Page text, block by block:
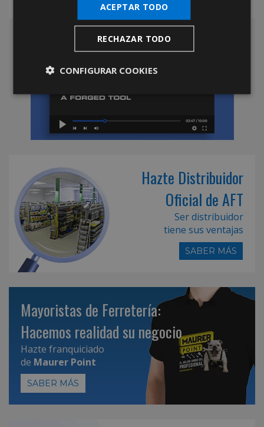
Hazte Distribuidor
Oficial de AFT
Ser distribuidor
tiene sus ventajas
SABER MÁS
Mayoristas de Ferretería:
Hacemos realidad su negocio
Hazte franquiciado
de Maurer Point
SABER MÁS
ACEPTAR TODO
RECHAZAR TODO
CONFIGURAR COOKIES